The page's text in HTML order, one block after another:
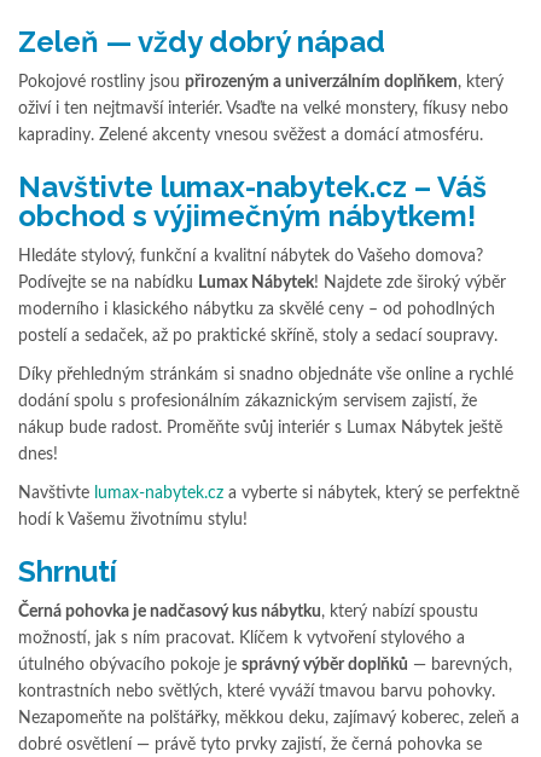
Zeleň — vždy dobrý nápad
Pokojové rostliny jsou přirozeným a univerzálním doplňkem, který
oživí i ten nejtmavší interiér. Vsaďte na velké monstery, fíkusy nebo
kapradiny. Zelené akcenty vnesou svěžest a domácí atmosféru.
Navštivte lumax-nabytek.cz – Váš
obchod s výjimečným nábytkem!
Hledáte stylový, funkční a kvalitní nábytek do Vašeho domova?
Podívejte se na nabídku Lumax Nábytek! Najdete zde široký výběr
moderního i klasického nábytku za skvělé ceny – od pohodlných
postelí a sedaček, až po praktické skříně, stoly a sedací soupravy.
Díky přehledným stránkám si snadno objednáte vše online a rychlé
dodání spolu s profesionálním zákaznickým servisem zajistí, že
nákup bude radost. Proměňte svůj interiér s Lumax Nábytek ještě
dnes!
Navštivte lumax-nabytek.cz a vyberte si nábytek, který se perfektně
hodí k Vašemu životnímu stylu!
Shrnutí
Černá pohovka je nadčasový kus nábytku, který nabízí spoustu
možností, jak s ním pracovat. Klíčem k vytvoření stylového a
útulného obývacího pokoje je správný výběr doplňků — barevných,
kontrastních nebo světlých, které vyváží tmavou barvu pohovky.
Nezapomeňte na polštářky, měkkou deku, zajímavý koberec, zeleň a
dobré osvětlení — právě tyto prvky zajistí, že černá pohovka se